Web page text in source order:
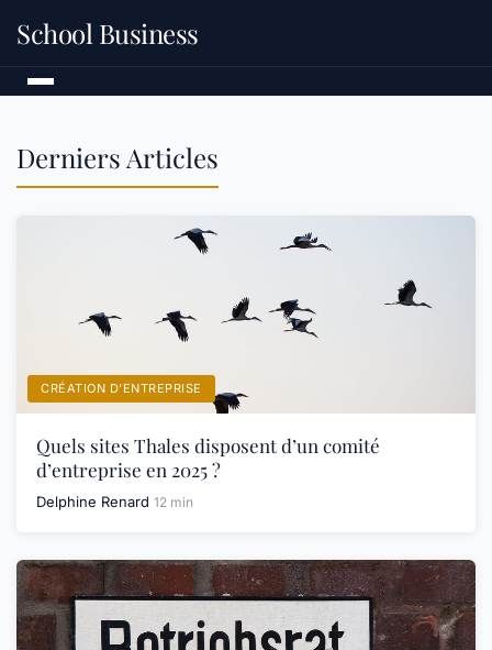
School Business
Derniers Articles
CRÉATION D’ENTREPRISE
Quels sites Thales disposent d’un comité
d’entreprise en 2025 ?
Delphine Renard 12 min